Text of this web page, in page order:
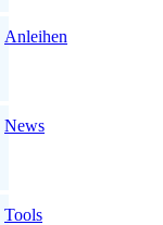
Anleihen
News
Tools